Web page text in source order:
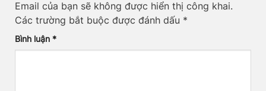
Email của bạn sẽ không được hiển thị công khai.
Các trường bắt buộc được đánh dấu *
Bình luận *